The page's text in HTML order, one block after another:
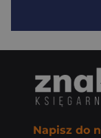
Napisz do